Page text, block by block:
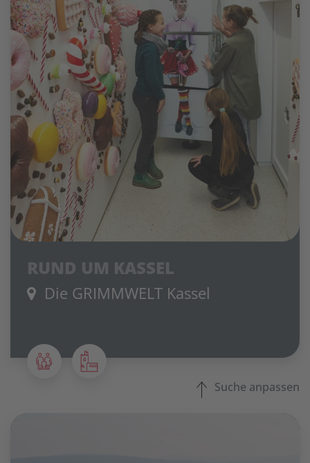
RUND UM KASSEL
Die GRIMMWELT Kassel
Suche anpassen